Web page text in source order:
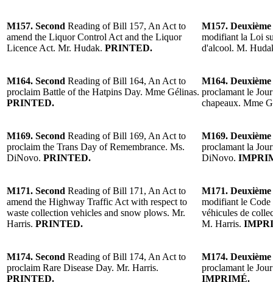
M157. Second Reading of Bill 157, An Act to
amend the Liquor Control Act and the Liquor
Licence Act. Mr. Hudak. PRINTED.
M157. Deuxième
modifiant la Loi
d'alcool. M.
M164. Second Reading of Bill 164, An Act to
proclaim Battle of the Hatpins Day. Mme Gélinas.
PRINTED.
M164. Deuxième
proclamant le
chapeaux. Mme
M169. Second Reading of Bill 169, An Act to
proclaim the Trans Day of Remembrance. Ms.
DiNovo. PRINTED.
M169. Deuxième
proclamant la
DiNovo.
M171. Second Reading of Bill 171, An Act to
amend the Highway Traffic Act with respect to
waste collection vehicles and snow plows. Mr.
Harris. PRINTED.
M171. Deuxième
modifiant le Code
véhicules de
M. Harris.
M174. Second Reading of Bill 174, An Act to
proclaim Rare Disease Day. Mr. Harris.
PRINTED.
M174. Deuxième
proclamant le
IMPRIMÉ.